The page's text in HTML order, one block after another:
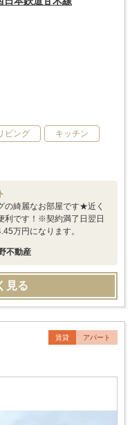
ビング キッチン
の綺麗なお部屋です★近く
利です！※契約満了日翌日
万円になります。
不動産
見る
賃貸 アパート